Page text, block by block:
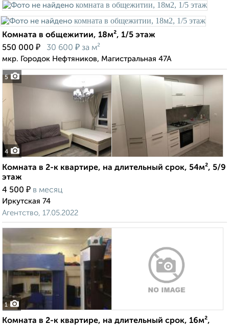
5
Комната в общежитии, 18м², 1/5 этаж
550 000 ₽ 30 600 ₽ за м²
мкр. Городок Нефтяников, Магистральная 47А
4
Комната в 2-к квартире, на длительный срок, 54м², 5/9
этаж
4 500 ₽ в месяц
Иркутская 74
Агентство, 17.05.2022
1
Комната в 2-к квартире, на длительный срок, 16м²,